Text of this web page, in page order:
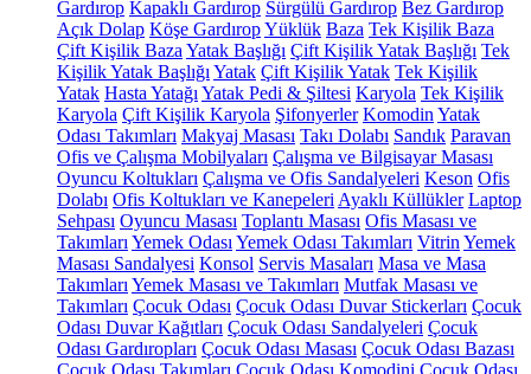
Gardırop Kapaklı Gardırop Sürgülü Gardırop Bez Gardırop
Açık Dolap Köşe GardıropYüklük Baza Tek Kişilik Baza
Çift Kişilik Baza Yatak Başlığı Çift Kişilik Yatak Başlığı Tek
Kişilik Yatak Başlığı Yatak Çift Kişilik Yatak Tek Kişilik
Yatak Hasta Yatağı Yatak Pedi & Şiltesi Karyola Tek Kişilik
Karyola Çift Kişilik Karyola Şifonyerler Komodin Yatak
Odası Takımları Makyaj Masası Takı Dolabı Sandık Paravan
Ofis ve Çalışma Mobilyaları Çalışma ve Bilgisayar Masası
Oyuncu Koltukları Çalışma ve Ofis Sandalyeleri Keson Ofis
Dolabı Ofis Koltukları ve Kanepeleri Ayaklı Küllükler Laptop
Sehpası Oyuncu Masası Toplantı Masası Ofis Masası ve
Takımları Yemek Odası Yemek Odası Takımları Vitrin Yemek
Masası Sandalyesi Konsol Servis Masaları Masa ve Masa
Takımları Yemek Masası ve Takımları Mutfak Masası ve
Takımları Çocuk Odası Çocuk Odası Duvar Stickerları Çocuk
Odası Duvar Kağıtları Çocuk Odası Sandalyeleri Çocuk
Odası Gardıropları Çocuk Odası Masası Çocuk Odası Bazası
Çocuk Odası Takımları Çocuk Odası Komodini Çocuk Odası